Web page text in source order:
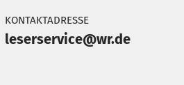
KONTAKTADRESSE
leserservice@wr.de